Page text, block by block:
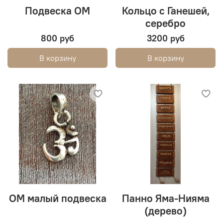
Подвеска ОМ
800 руб
В корзину
Кольцо с Ганешей,
серебро
3200 руб
В корзину
ОМ малый подвеска
Панно Яма-Нияма
(дерево)